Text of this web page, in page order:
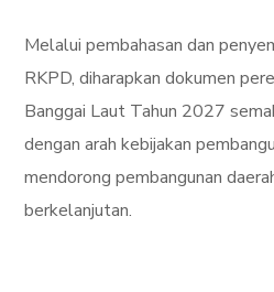
Melalui pembahasan dan
RKPD, diharapkan dokumen
Banggai Laut Tahun 2027
dengan arah kebijakan
mendorong pembangunan
berkelanjutan.